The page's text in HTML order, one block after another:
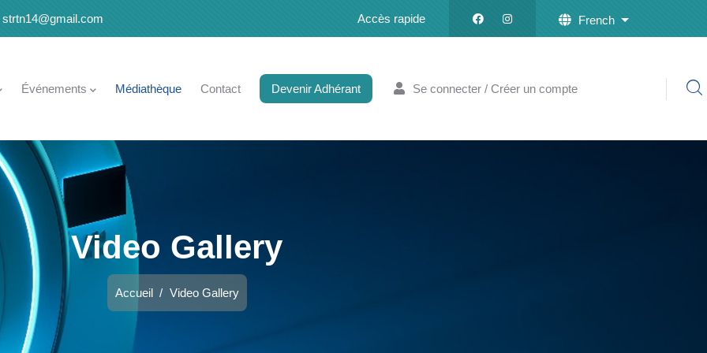
strtn14@gmail.com Accès rapide French List additional
Événements Médiathèque Contact Devenir Adhérant Se connecter / Créer un compte
Video Gallery
Accueil / Video Gallery